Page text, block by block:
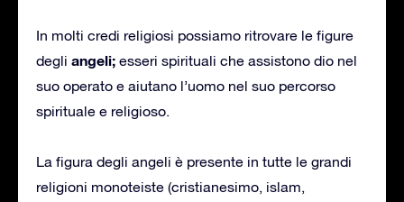
In molti credi religiosi possiamo ritrovare le figure
degli angeli; esseri spirituali che assistono dio nel
suo operato e aiutano l’uomo nel suo percorso
spirituale e religioso.
La figura degli angeli è presente in tutte le grandi
religioni monoteiste (cristianesimo, islam,